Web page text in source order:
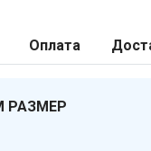
Оплата
РАЗМЕР